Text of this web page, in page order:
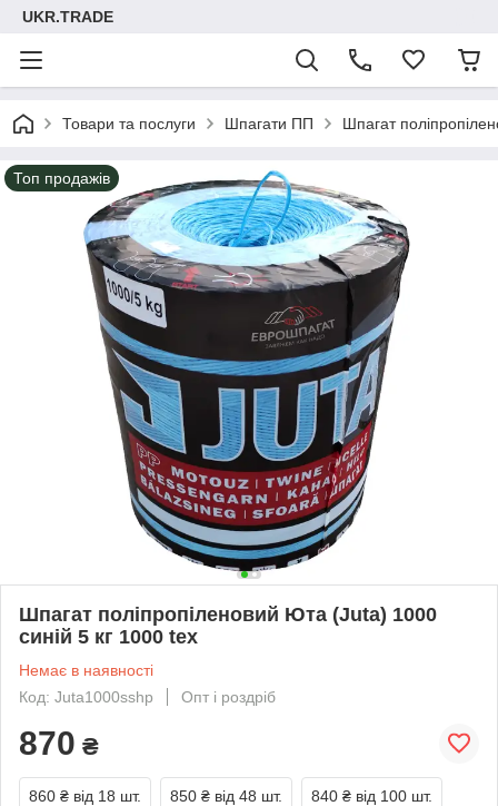
UKR.TRADE
Товари та послуги Шпагати ПП Шпагат
Топ продажів
Шпагат поліпропіленовий Юта (Juta) 1000
синій 5 кг 1000 tex
Немає в наявності
Код: Juta1000sshp
Опт і роздріб
870 ₴
860 ₴ від 18 шт. 850 ₴ від 48 шт. 840 ₴ від 100 шт.